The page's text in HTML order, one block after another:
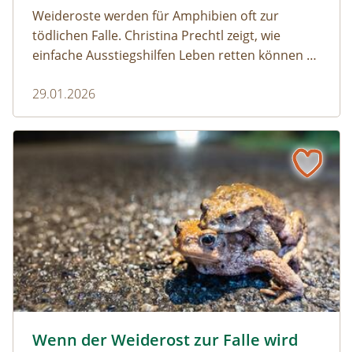
Weideroste werden für Amphibien oft zur
tödlichen Falle. Christina Prechtl zeigt, wie
einfache Ausstiegshilfen Leben retten können –
Aufwand.
29.01.2026
Wenn der Weiderost zur Falle wird
Wenn der Weiderost zur Falle wird